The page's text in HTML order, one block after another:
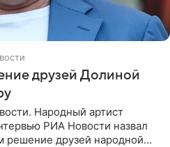
друзей Долиной
Народный артист
РИА Новости назвал
решение друзей народной